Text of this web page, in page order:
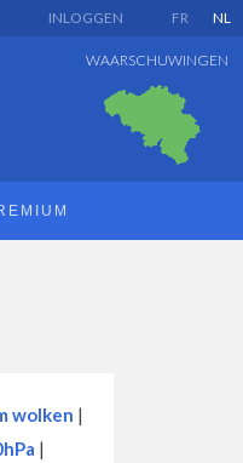
FR NL
INLOGGEN
WAARSCHUWINGEN
wolken |
|